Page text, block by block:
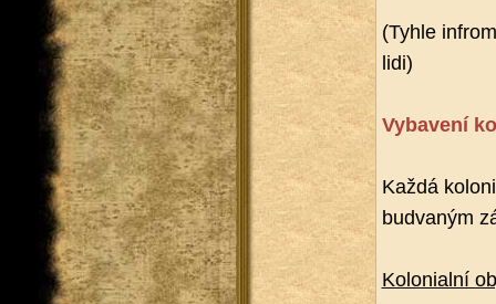
(Tyhle
lidi)
Vy­ba­ve­ní
Každá
budva­ným
Ko­lo­ni­al­ní